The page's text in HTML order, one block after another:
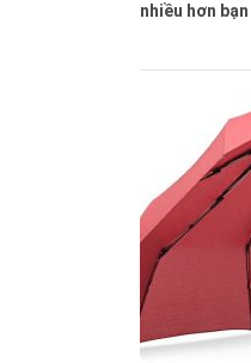
nhiều hơn